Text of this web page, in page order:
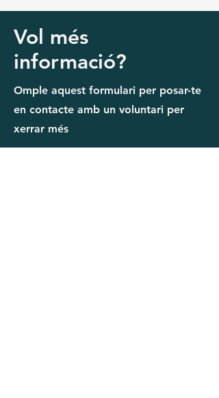
Vol més
informació?
Omple aquest formulari per posar-te
en contacte amb un voluntari per
xerrar més